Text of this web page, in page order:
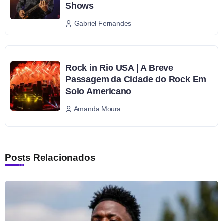
Shows
Gabriel Fernandes
Rock in Rio USA | A Breve
Passagem da Cidade do Rock Em
Solo Americano
Amanda Moura
Posts Relacionados